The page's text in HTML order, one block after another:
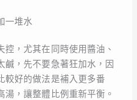
一堆水
，尤其在同時使用醬油、
鹹，先不要急著狂加水，因
較好的做法是補入更多番
，讓整體比例重新平衡。